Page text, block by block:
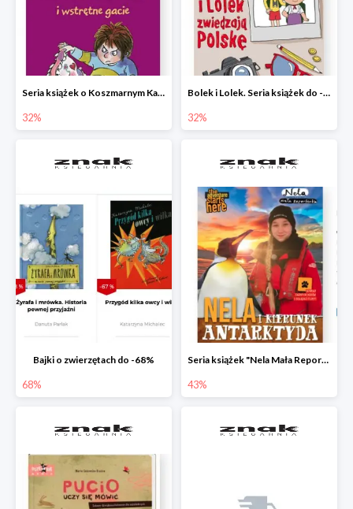
Seria książek o Koszmarnym Karolku do -32%
32%
Bolek i Lolek. Seria książek do -32%
32%
Bajki o zwierzętach do -68%
68%
Seria książek "Nela Mała Reporterka" do -43%
43%